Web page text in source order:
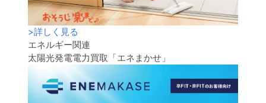
>詳しく見る
エネルギー関連
太陽光発電電力買取「エネまかせ」